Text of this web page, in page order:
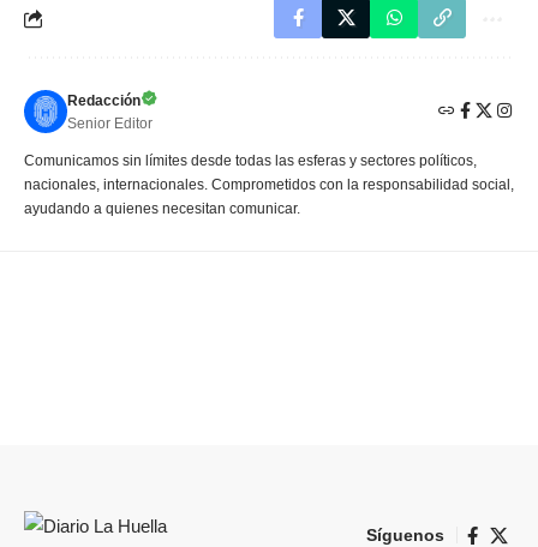
Redacción
Senior Editor
Comunicamos sin límites desde todas las esferas y sectores políticos,
nacionales, internacionales. Comprometidos con la responsabilidad social,
ayudando a quienes necesitan comunicar.
Síguenos